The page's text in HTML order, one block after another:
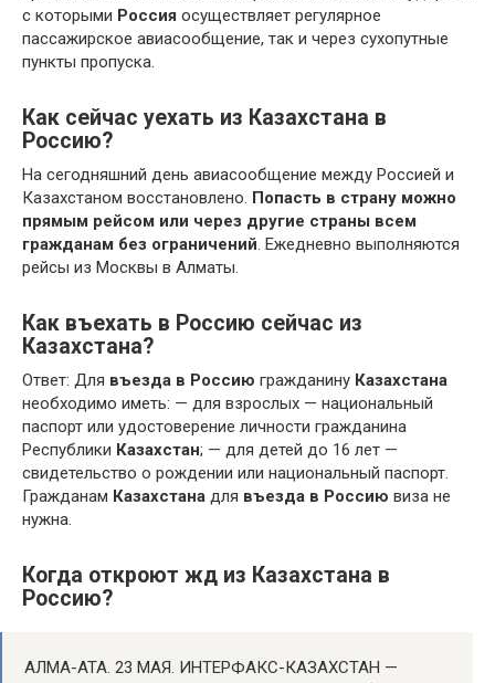
с которыми Россия осуществляет регулярное
пассажирское авиасообщение, так и через сухопутные
пункты пропуска.
Как сейчас уехать из Казахстана в
Россию?
На сегодняшний день авиасообщение между Россией и
Казахстаном восстановлено. Попасть в страну можно
прямым рейсом или через другие страны всем
гражданам без ограничений. Ежедневно выполняются
рейсы из Москвы в Алматы.
Как въехать в Россию сейчас из
Казахстана?
Ответ: Для въезда в Россию гражданину Казахстана
необходимо иметь: — для взрослых — национальный
паспорт или удостоверение личности гражданина
Республики Казахстан; — для детей до 16 лет —
свидетельство о рождении или национальный паспорт.
Гражданам Казахстана для въезда в Россию виза не
нужна.
Когда откроют жд из Казахстана в
Россию?
АЛМА-АТА. 23 МАЯ. ИНТЕРФАКС-КАЗАХСТАН —